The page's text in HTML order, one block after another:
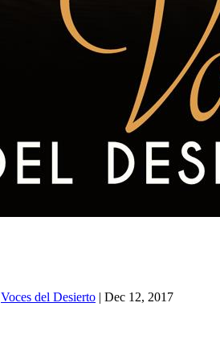
Voces del Desierto | Dec 12, 2017